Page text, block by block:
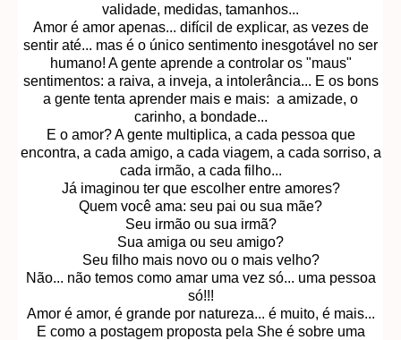
validade, medidas, tamanhos...
Amor é amor apenas... difícil de explicar, as vezes de
sentir até... mas é o único sentimento inesgotável no ser
humano! A gente aprende a controlar os "maus"
sentimentos: a raiva, a inveja, a intolerância... E os bons
a gente tenta aprender mais e mais: a amizade, o
carinho, a bondade...
E o amor? A gente multiplica, a cada pessoa que
encontra, a cada amigo, a cada viagem, a cada sorriso, a
cada irmão, a cada filho...
Já imaginou ter que escolher entre amores?
Quem você ama: seu pai ou sua mãe?
Seu irmão ou sua irmã?
Sua amiga ou seu amigo?
Seu filho mais novo ou o mais velho?
Não... não temos como amar uma vez só... uma pessoa
só!!!
Amor é amor, é grande por natureza... é muito, é mais...
E como a postagem proposta pela She é sobre uma